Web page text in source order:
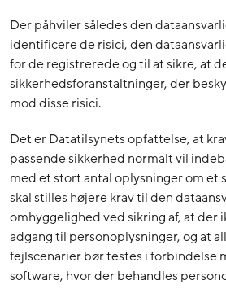
Der påhviler således den
identificere de risici, den
for de registrerede og til at sikre, at
sikkerhedsforanstaltninger, der
mod disse risici.
Det er Datatilsynets opfattelse, at
passende sikkerhed normalt vil
med et stort antal oplysninger om et
skal stilles højere krav til den
omhyggelighed ved sikring af, at der
adgang til personoplysninger, og at
fejlscenarier bør testes i forbindelse
software, hvor der behandles